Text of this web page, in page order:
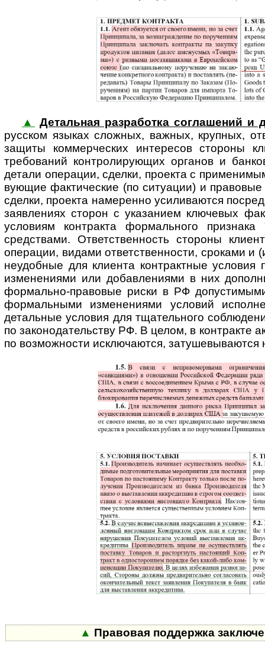
▲
Детальная разработка соглашений и
русском языках сложных, важных, крупных,
защиты коммер­ческих интересов стороны
требований конт­ро­ли­ру­ю­щих органов и
детали операции, сделки, проекта с
ву­ю­щие факти­ческие (по ситуации) и
сделки, проекта намеренно усили­ваются
заявлениях сторон с указанием ключевых
условиям контракта формаль­ного
средствами. Ответст­венность стороны
операции, видами ответственности, сроками
неудобные для клиента конт­рактные
изменениями или добав­лениями в них
формаль­но-пра­вовые риски в РФ
формаль­ными измене­ниями условий
детальные условия для тщатель­ного
по зако­но­да­тель­ству РФ. В целом, в контракте
по возможности исключаются, затуше­выва­ются
▲ Правовая поддержка